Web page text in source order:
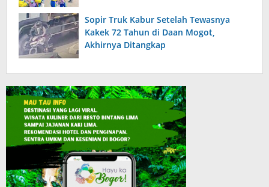
Sopir Truk Kabur Setelah Tewasnya
Kakek 72 Tahun di Daan Mogot,
Akhirnya Ditangkap